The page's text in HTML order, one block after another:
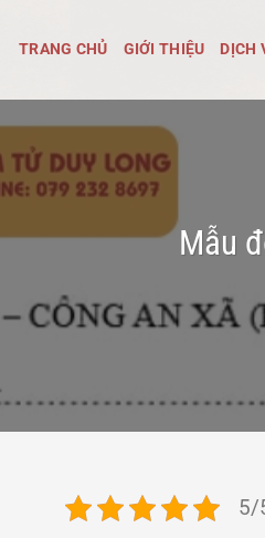
TRANG CHỦ GIỚI THIỆU DỊCH
Mẫu
5/